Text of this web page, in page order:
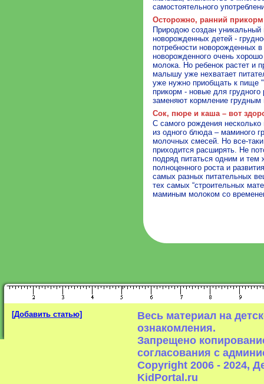
самостоятельного
Осторожно, ранний
Природою создан
новорожденных детей -
потребности новорожденных
новорожденного очень
молока. Но ребенок растет и
малышу уже нехватает
уже нужно приобщать к пище
прикорм - новые для грудного
заменяют кормление
Сок, пюре и каша – вот
С самого рождения
из одного блюда – маминого
молочных смесей. Но все-
приходится расширять. Не
подряд питаться одним и тем
полноценного роста и
самых разных питательных
тех самых “строительных
маминым молоком со
[Добавить статью]
Весь материал на
ознакомления.
Запрещено
согласования с
Copyright 2006 - 2024,
KidPortal.ru